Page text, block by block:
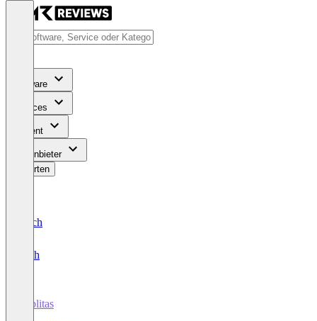
Software
Services
Content
Für Anbieter
Bewerten
Deutsch
English
Publitas